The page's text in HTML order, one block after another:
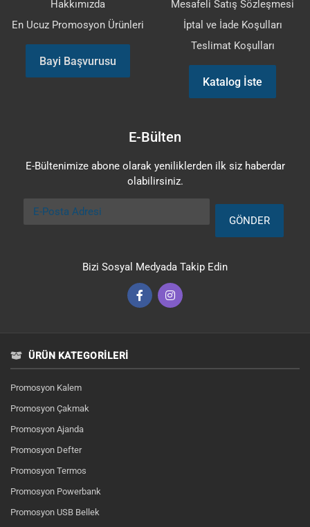
Hakkımızda
En Ucuz Promosyon Ürünleri
Bayi Başvurusu
Mesafeli Satış Sözleşmesi
İptal ve İade Koşulları
Teslimat Koşulları
Katalog İste
E-Bülten
E-Bültenimize abone olarak yeniliklerden ilk siz haberdar
olabilirsiniz.
E-Posta Adresi
GÖNDER
Bizi Sosyal Medyada Takip Edin
ÜRÜN KATEGORILERI
Promosyon Kalem
Promosyon Çakmak
Promosyon Ajanda
Promosyon Defter
Promosyon Termos
Promosyon Powerbank
Promosyon USB Bellek